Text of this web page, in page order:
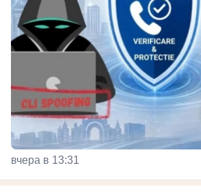
вчера в 13:31